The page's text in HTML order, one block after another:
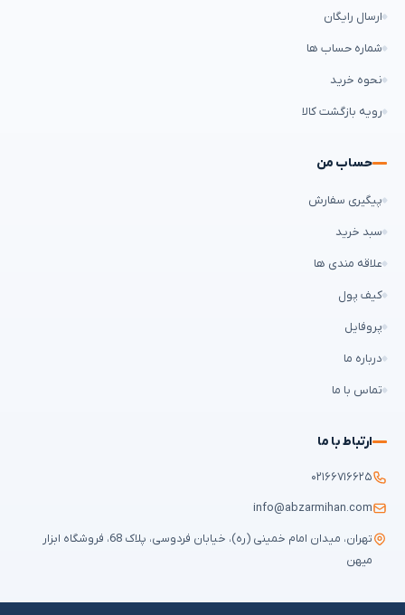
ارسال رایگان
شماره حساب ها
نحوه خرید
رویه بازگشت کالا
حساب من
پیگیری سفارش
سبد خرید
علاقه مندی ها
کیف پول
پروفایل
درباره ما
تماس با ما
ارتباط با ما
۰۲۱۶۶۷۱۶۶۲۵
info@abzarmihan.com
تهران، میدان امام خمینی (ره)، خیابان فردوسی، پلاک 68، فروشگاه ابزار
میهن